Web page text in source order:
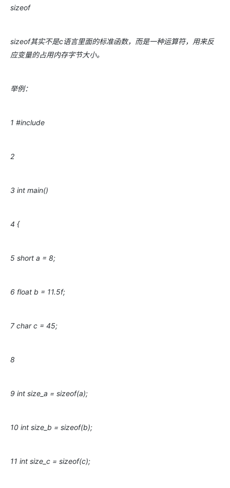
sizeof
sizeof其实不是c语言里面的标准函数，而是一种运算符，用来反
应变量的占用内存字节大小。
举例：
1 #include
2
3 int main()
4 {
5 short a = 8;
6 float b = 11.5f;
7 char c = 45;
8
9 int size_a = sizeof(a);
10 int size_b = sizeof(b);
11 int size_c = sizeof(c);